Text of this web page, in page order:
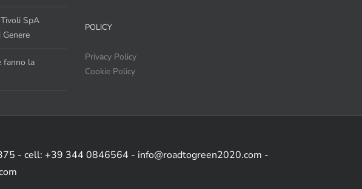
SpA
fanno la
POLICY
Privacy Policy
Cookie Policy
- cell: +39 344 0846564 - info@roadtogreen2020.com -